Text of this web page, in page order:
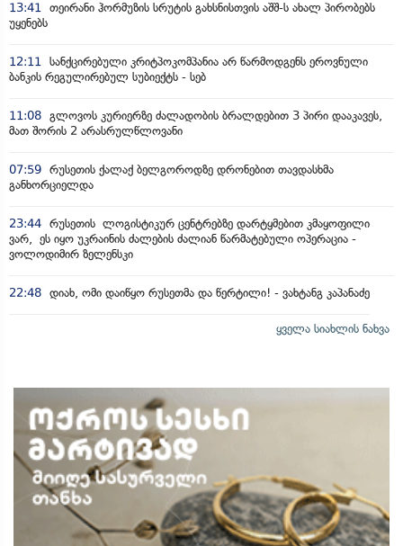
13:41 თეირანი ჰორმუზის სრუტის გახსნისთვის აშშ-ს ახალ პირობებს
უყენებს
12:11 სანქცირებული კრიტპოკომპანია არ წარმოდგენს ეროვნული
ბანკის რეგულირებულ სუბიექტს - სებ
11:08 გლოვოს კურიერზე ძალადობის ბრალდებით 3 პირი დააკავეს,
მათ შორის 2 არასრულწლოვანი
07:59 რუსეთის ქალაქ ბელგოროდზე დრონებით თავდასხმა
განხორციელდა
23:44 რუსეთის ლოგისტიკურ ცენტრებზე დარტყმებით კმაყოფილი
ვარ, ეს იყო უკრაინის ძალების ძალიან წარმატებული ოპერაცია -
ვოლოდიმირ ზელენსკი
22:48 დიახ, ომი დაიწყო რუსეთმა და წერტილი! - ვახტანგ კაპანაძე
ყველა სიახლის ნახვა